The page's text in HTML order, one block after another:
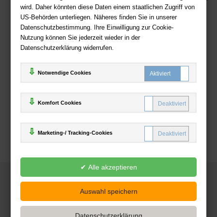
wird. Daher könnten diese Daten einem staatlichen Zugriff von
US-Behörden unterliegen. Näheres finden Sie in unserer
Datenschutzbestimmung. Ihre Einwilligung zur Cookie-
Nutzung können Sie jederzeit wieder in der
Datenschutzerklärung widerrufen.
Notwendige Cookies
Komfort Cookies
Marketing-/ Tracking-Cookies
Zahlweisen
Deutsche-Buchhandlung.de
www.deutsche-buchhandlung.de ist ein Angebot der
Handelsgesellschaft mbH
Powered by Inooga